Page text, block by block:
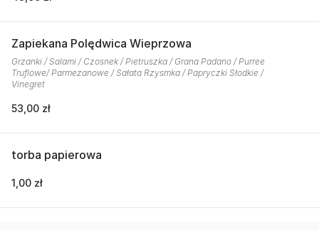
Zapiekana Polędwica Wieprzowa
Grzanki / Salami / Czosnek / Pietruszka / Grana Padano / Purree
Truflowe/ Parmezanowe / Sałata Rzysmka / Papryczki Słodkie /
Vinegret
53,00 zł
torba papierowa
1,00 zł